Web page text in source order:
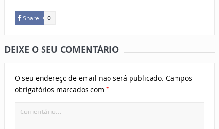
Share 0
DEIXE O SEU COMENTÁRIO
O seu endereço de email não será publicado. Campos
obrigatórios marcados com *